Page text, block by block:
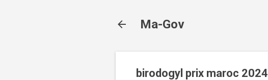
Ma-Gov
birodogyl prix maroc 2024